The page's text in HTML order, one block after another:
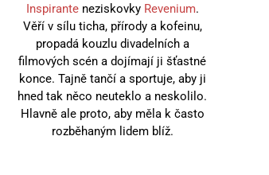
Inspiranteneziskovky Revenium.
Věří v sílu ticha, přírody a kofeinu,
propadá kouzlu divadelních a
filmových scén a dojímají ji šťastné
konce. Tajně tančí a sportuje, aby ji
hned tak něco neuteklo a neskolilo.
Hlavně ale proto, aby měla k často
rozběhaným lidem blíž.